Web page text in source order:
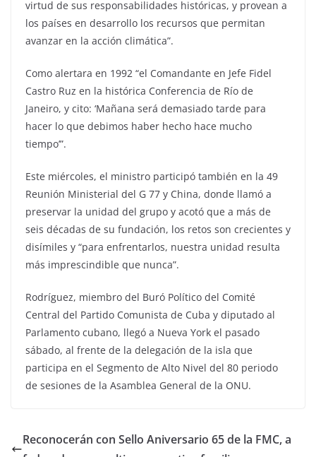
virtud de sus responsabilidades históricas, y provean a
los países en desarrollo los recursos que permitan
avanzar en la acción climática”.
Como alertara en 1992 “el Comandante en Jefe Fidel
Castro Ruz en la histórica Conferencia de Río de
Janeiro, y cito: ‘Mañana será demasiado tarde para
hacer lo que debimos haber hecho hace mucho
tiempo’”.
Este miércoles, el ministro participó también en la 49
Reunión Ministerial del G 77 y China, donde llamó a
preservar la unidad del grupo y acotó que a más de
seis décadas de su fundación, los retos son crecientes y
disímiles y “para enfrentarlos, nuestra unidad resulta
más imprescindible que nunca”.
Rodríguez, miembro del Buró Político del Comité
Central del Partido Comunista de Cuba y diputado al
Parlamento cubano, llegó a Nueva York el pasado
sábado, al frente de la delegación de la isla que
participa en el Segmento de Alto Nivel del 80 periodo
de sesiones de la Asamblea General de la ONU.
Reconocerán con Sello Aniversario 65 de la FMC, a